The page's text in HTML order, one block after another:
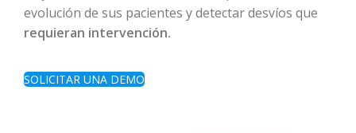
evolución de sus pacientes y detectar desvíos que
requieran intervención.
SOLICITAR UNA DEMO